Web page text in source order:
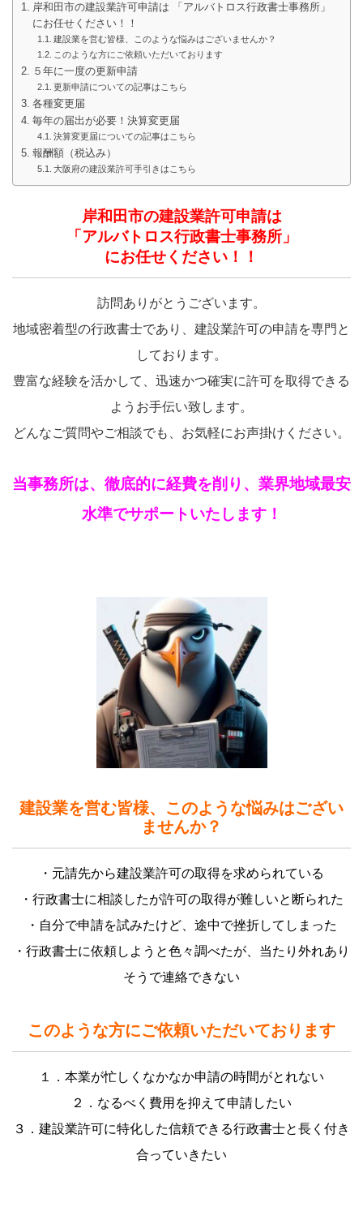
岸和田市の建設業許可申請は 「アルバトロス行政書士事務所」
にお任せください！！
建設業を営む皆様、このような悩みはございませんか？
このような方にご依頼いただいております
５年に一度の更新申請
更新申請についての記事はこちら
各種変更届
毎年の届出が必要！決算変更届
決算変更届についての記事はこちら
報酬額（税込み）
大阪府の建設業許可手引きはこちら
岸和田市の建設業許可申請は
「アルバトロス行政書士事務所」
にお任せください！！
訪問ありがとうございます。
地域密着型の行政書士であり、建設業許可の申請を専門と
しております。
豊富な経験を活かして、迅速かつ確実に許可を取得できる
ようお手伝い致します。
どんなご質問やご相談でも、お気軽にお声掛けください。
当事務所は、徹底的に経費を削り、業界地域最安
水準でサポートいたします！
建設業を営む皆様、このような悩みはござい
ませんか？
・元請先から建設業許可の取得を求められている
・行政書士に相談したが許可の取得が難しいと断られた
・自分で申請を試みたけど、途中で挫折してしまった
・行政書士に依頼しようと色々調べたが、当たり外れあり
そうで連絡できない
このような方にご依頼いただいております
１．本業が忙しくなかなか申請の時間がとれない
２．なるべく費用を抑えて申請したい
３．建設業許可に特化した信頼できる行政書士と長く付き
合っていきたい